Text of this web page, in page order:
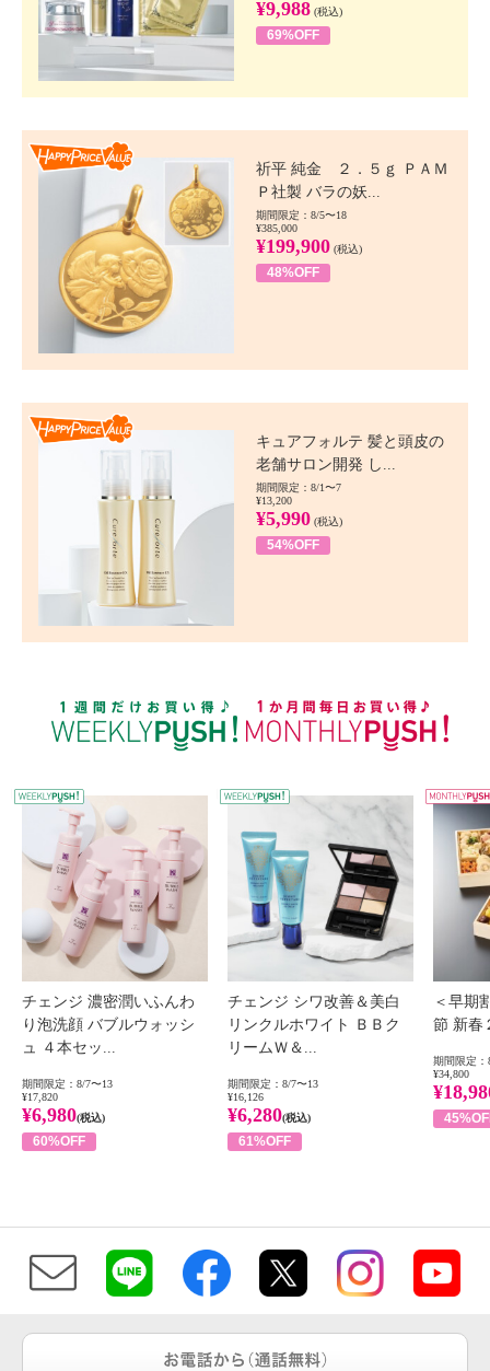
¥9,988 (税込)
69%OFF
祈平 純金 ２．５ｇ ＰＡＭ
Ｐ社製 バラの妖...
期間限定：8/5〜18
¥385,000
¥199,900 (税込)
48%OFF
キュアフォルテ 髪と頭皮の
老舗サロン開発 し...
期間限定：8/1〜7
¥13,200
¥5,990 (税込)
54%OFF
WEEKLY PUSH
チェンジ 濃密潤いふんわ
り泡洗顔 バブルウォッシ
ュ ４本セッ...
期間限定：8/7〜13
¥17,820
¥6,980(税込)
60%OFF
チェンジ シワ改善＆美白
リンクルホワイト ＢＢク
リームＷ＆...
期間限定：8/7〜13
¥16,126
¥6,280(税込)
61%OFF
＜早期
節 新春
期間限定：
¥34,800